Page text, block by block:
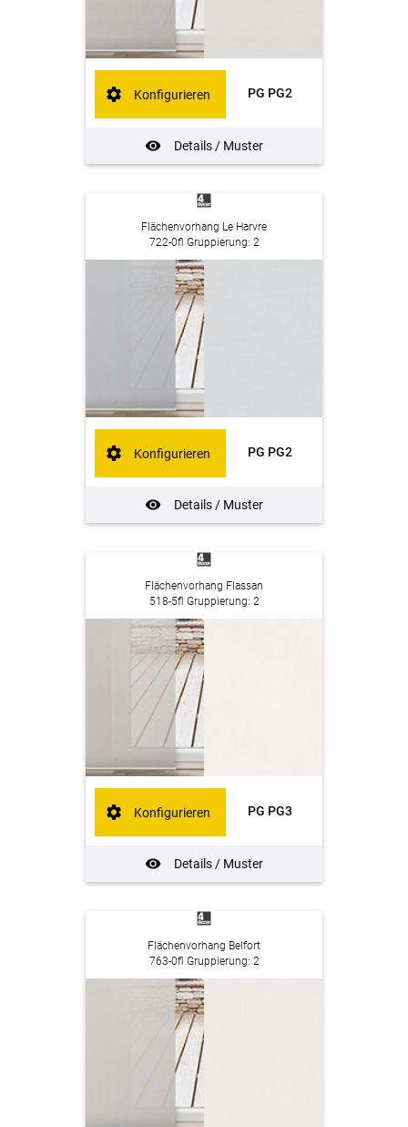
PG PG2
Details / Muster
Konfigurieren
Flächenvorhang Le Harvre
722-0fl Gruppierung: 2
PG PG2
Details / Muster
Konfigurieren
Flächenvorhang Flassan
518-5fl Gruppierung: 2
PG PG3
Details / Muster
Konfigurieren
Flächenvorhang Belfort
763-0fl Gruppierung: 2